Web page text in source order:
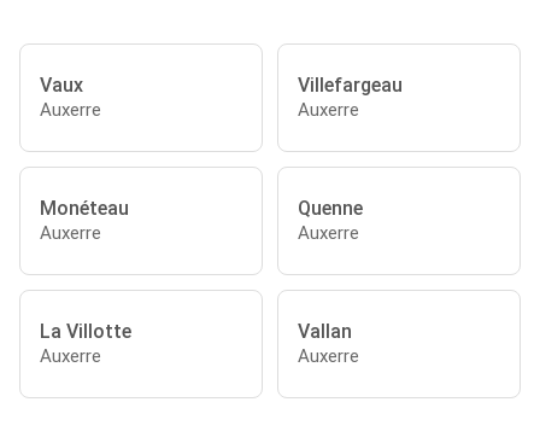
Vaux
Auxerre
Villefargeau
Auxerre
Monéteau
Auxerre
Quenne
Auxerre
La Villotte
Auxerre
Vallan
Auxerre